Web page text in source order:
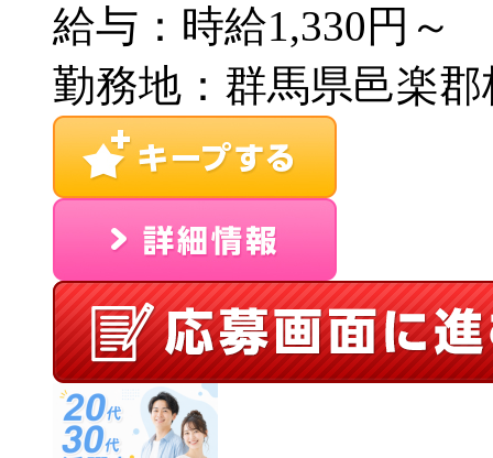
給与：時給1,330円～
勤務地：群馬県邑楽